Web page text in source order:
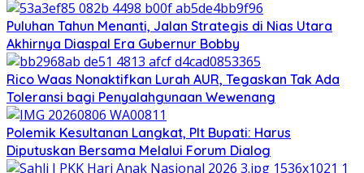
Puluhan Tahun Menanti, Jalan Strategis di Nias Utara
Akhirnya Diaspal Era Gubernur Bobby
Rico Waas Nonaktifkan Lurah AUR, Tegaskan Tak Ada
Toleransi bagi Penyalahgunaan Wewenang
Polemik Kesultanan Langkat, Plt Bupati: Harus
Diputuskan Bersama Melalui Forum Dialog